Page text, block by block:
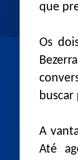
que
Os
buscar
A
Até